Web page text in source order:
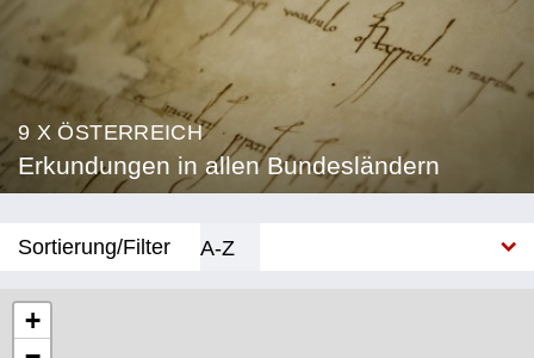
9 X ÖSTERREICH
Erkundungen in allen Bundesländern
Sortierung/Filter
A-Z
+